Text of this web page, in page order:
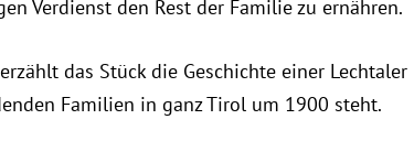
Verdienst den Rest der Familie zu ernähren.
das Stück die Geschichte einer Lechtaler
Familien in ganz Tirol um 1900 steht.